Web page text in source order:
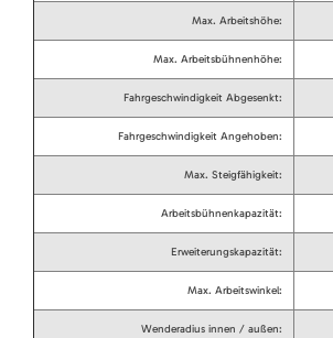
Max. Arbeitshöhe:
Max. Arbeitsbühnenhöhe:
Fahrgeschwindigkeit Abgesenkt:
Fahrgeschwindigkeit Angehoben:
Max. Steigfähigkeit:
Arbeitsbühnenkapazität:
Erweiterungskapazität:
Max. Arbeitswinkel:
Wenderadius innen / außen: